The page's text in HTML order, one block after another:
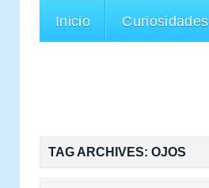
Inicio Curiosidades
TAG ARCHIVES: OJOS